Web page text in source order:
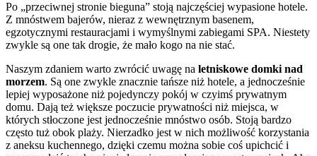
Po „przeciwnej stronie bieguna” stoją najczęściej wypasione hotele.
Z mnóstwem bajerów, nieraz z wewnętrznym basenem,
egzotycznymi restauracjami i wymyślnymi zabiegami SPA. Niestety
zwykle są one tak drogie, że mało kogo na nie stać.
Naszym zdaniem warto zwrócić uwagę na letniskowe domki nad
morzem. Są one zwykle znacznie tańsze niż hotele, a jednocześnie
lepiej wyposażone niż pojedynczy pokój w czyimś prywatnym
domu. Dają też większe poczucie prywatności niż miejsca, w
których stłoczone jest jednocześnie mnóstwo osób. Stoją bardzo
często tuż obok plaży. Nierzadko jest w nich możliwość korzystania
z aneksu kuchennego, dzięki czemu można sobie coś upichcić i